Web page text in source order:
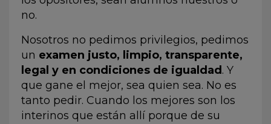
no.
Nosotros no pedimos privilegios, pedimos
un examen justo, limpio, transparente,
legal y en condiciones de igualdad . Y
que gane el mejor, sea quien sea. No es
tanto pedir. Cuando los mejores son los
interinos que están allí porque de su